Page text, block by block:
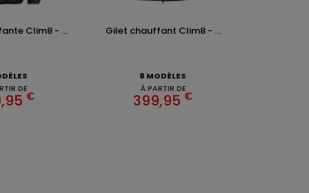
Clim8 - ...
DE
€
Gilet chauffant Clim8 - ...
8 MODÈLES
À PARTIR DE
399,95 €